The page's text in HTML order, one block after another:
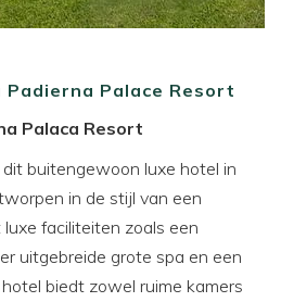
Palace Resort
Palaca Resort
buitengewoon luxe hotel in
in de stijl van een
faciliteiten zoals een
uitgebreide grote spa en een
biedt zowel ruime kamers